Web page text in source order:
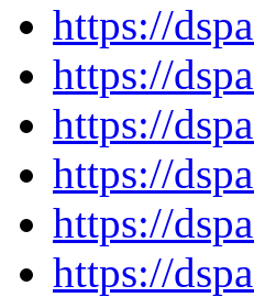
https://
https://
https://
https://
https://
https://